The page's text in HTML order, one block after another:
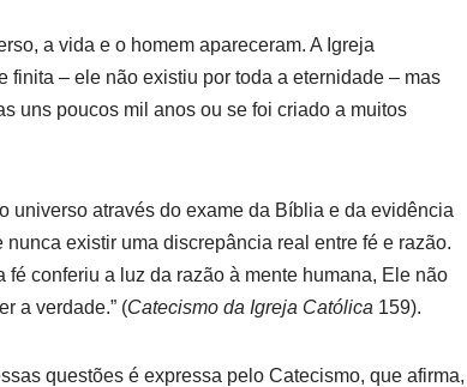
a vida e o homem apareceram. A Igreja
– ele não existiu por toda a eternidade – mas
uns poucos mil anos ou se foi criado a muitos
universo através do exame da Bíblia e da evidência
existir uma discrepância real entre fé e razão.
conferiu a luz da razão à mente humana, Ele não
a verdade.” (Catecismo da Igreja Católica 159).
questões é expressa pelo Catecismo, que afirma,